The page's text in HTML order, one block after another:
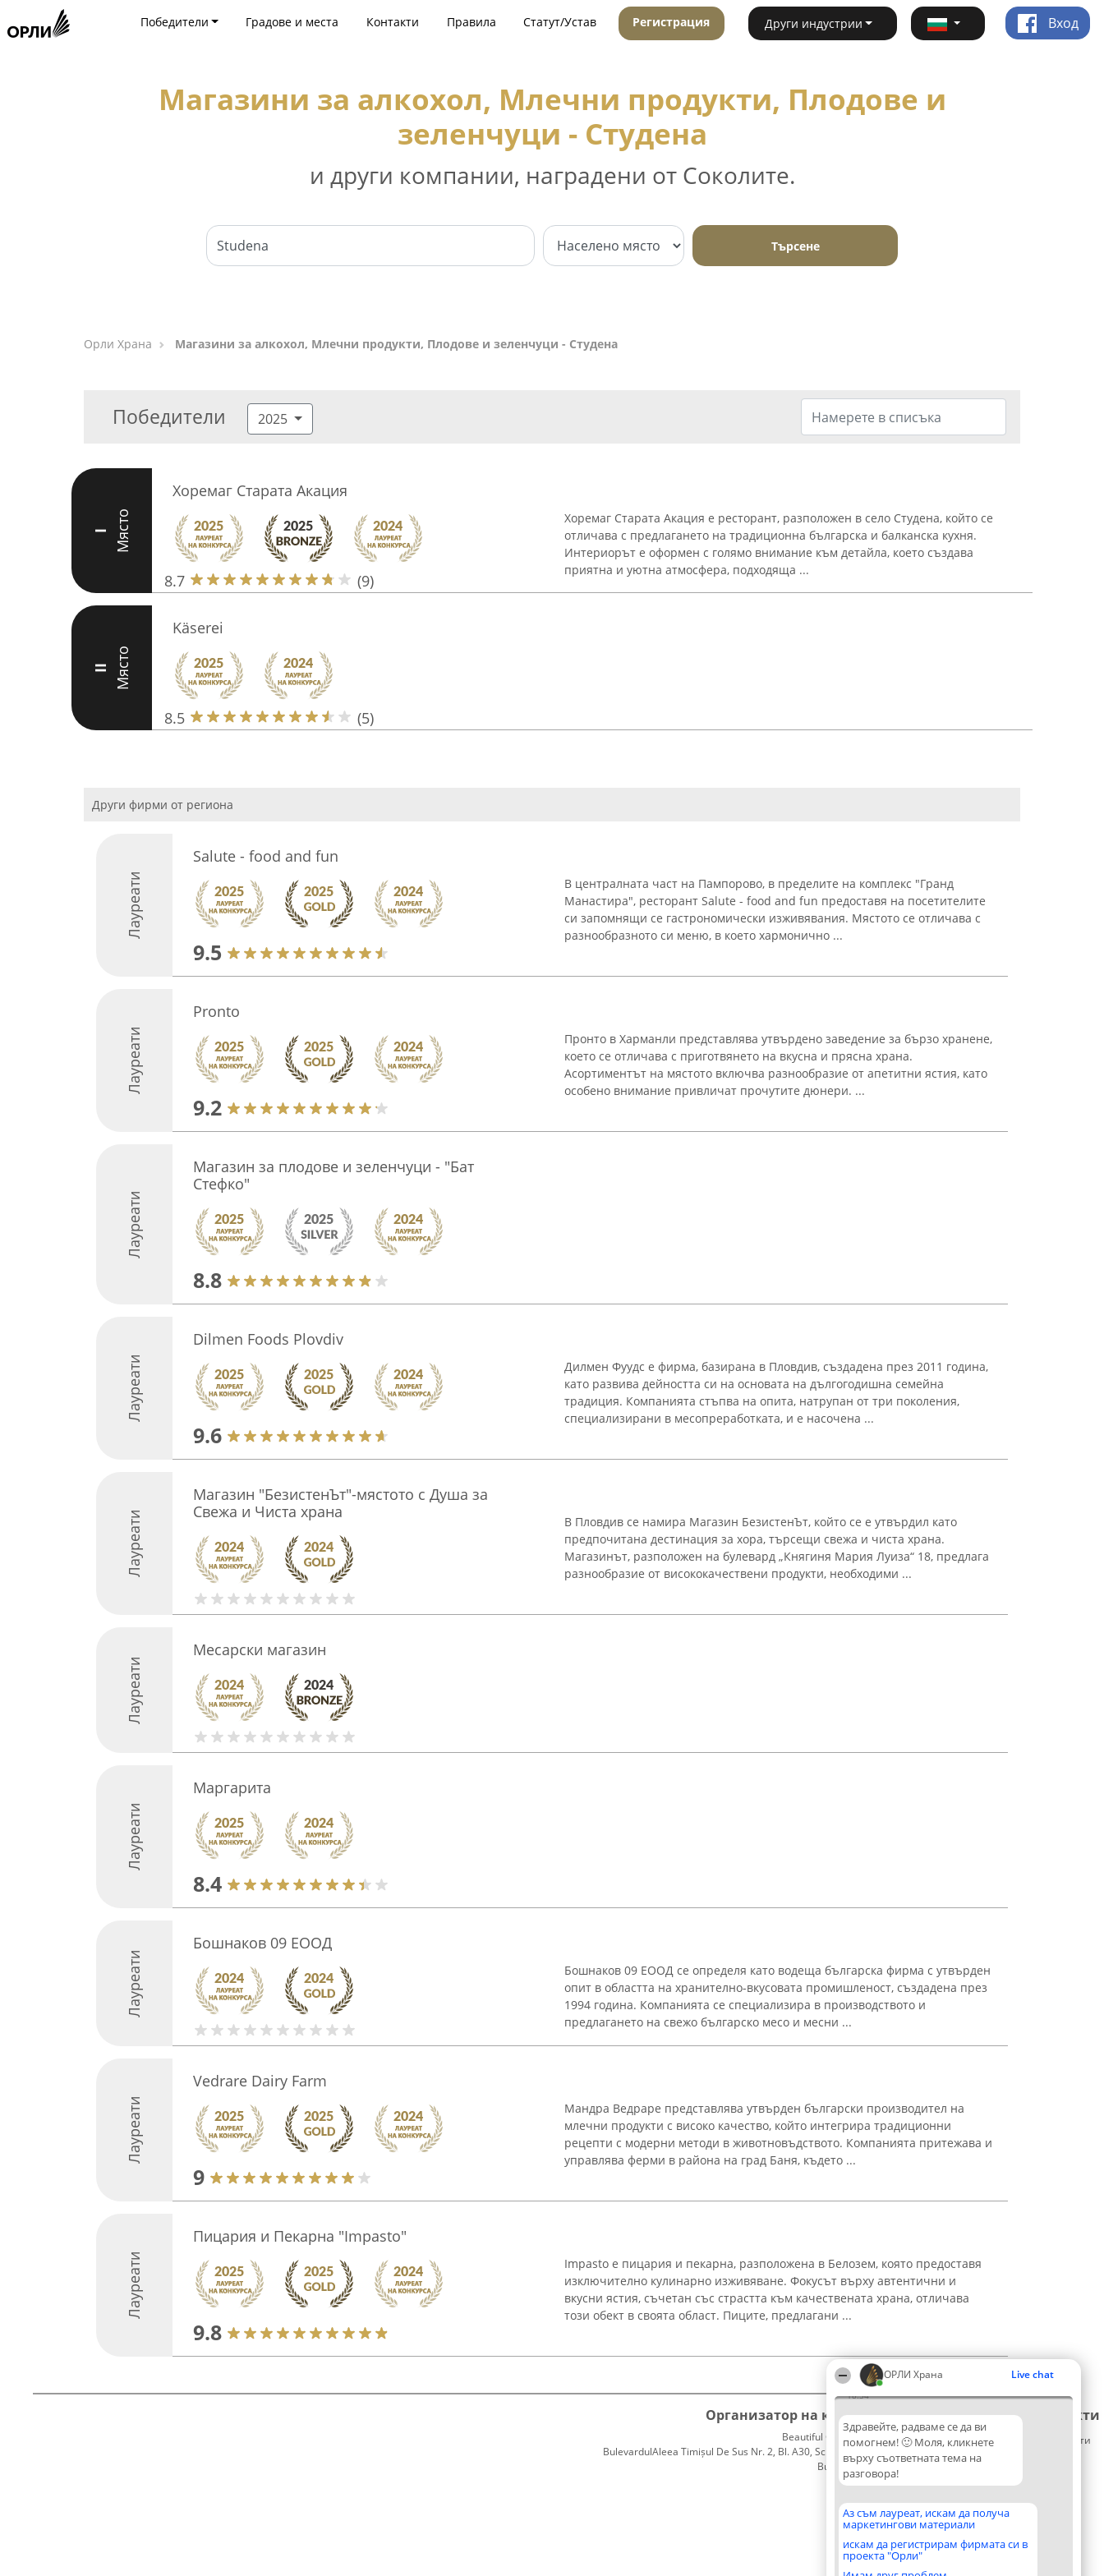
ОРЛИ Храна Live chat
18:34
Здравейте, радваме се да ви
помогнем! 🙂 Моля, кликнете
върху съответната тема на
разговора!
Аз съм лауреат, искам да получа
маркетингови материали
искам да регистрирам фирмата си в
проекта "Орли"
Победители Градове и места Контакти Правила Статут/Устав Регистрация Други индустрии Вход
Магазини за алкохол, Млечни продукти, Плодове и
зеленчуци - Студена
и други компании, наградени от Соколите.
Търсене
Орли Храна Магазини за алкохол, Млечни продукти, Плодове и зеленчуци - Студена
Победители 2025
I Място
Хоремаг Старата Акация
8.7 (9)
Хоремаг Старата Акация е ресторант, разположен в село Студена, който се
отличава с предлагането на традиционна българска и балканска кухня.
Интериорът е оформен с голямо внимание към детайла, което създава
приятна и уютна атмосфера, подходяща ...
II Място
Käserei
8.5 (5)
Други фирми от региона
Лауреати
Salute - food and fun
9.5
В централната част на Пампорово, в пределите на комплекс "Гранд
Манастира", ресторант Salute - food and fun предоставя на посетителите
си запомнящи се гастрономически изживявания. Мястото се отличава с
разнообразното си меню, в което хармонично ...
Лауреати
Pronto
9.2
Пронто в Харманли представлява утвърдено заведение за бързо хранене,
което се отличава с приготвянето на вкусна и прясна храна.
Асортиментът на мястото включва разнообразие от апетитни ястия, като
особено внимание привличат прочутите дюнери. ...
Лауреати
Магазин за плодове и зеленчуци - "Бат
Стефко"
8.8
Лауреати
Dilmen Foods Plovdiv
9.6
Дилмен Фуудс е фирма, базирана в Пловдив, създадена през 2011 година,
като развива дейността си на основата на дългогодишна семейна
традиция. Компанията стъпва на опита, натрупан от три поколения,
специализирани в месопреработката, и е насочена ...
Лауреати
Магазин "БезистенЪт"-мястото с Душа за
Свежа и Чиста храна
В Пловдив се намира Магазин БезистенЪт, който се е утвърдил като
предпочитана дестинация за хора, търсещи свежа и чиста храна.
Магазинът, разположен на булевард „Княгиня Мария Луиза“ 18, предлага
разнообразие от висококачествени продукти, необходими ...
Лауреати
Месарски магазин
Лауреати
Маргарита
8.4
Лауреати
Бошнаков 09 ЕООД
Бошнаков 09 ЕООД се определя като водеща българска фирма с утвърден
опит в областта на хранително-вкусовата промишленост, създадена през
1994 година. Компанията се специализира в производството и
предлагането на свежо българско месо и месни ...
Лауреати
Vedrare Dairy Farm
9
Мандра Ведраре представлява утвърден български производител на
млечни продукти с високо качество, който интегрира традиционни
рецепти с модерни методи в животновъдството. Компанията притежава и
управлява ферми в района на град Баня, където ...
Лауреати
Пицария и Пекарна "Impasto"
9.8
Impasto е пицария и пекарна, разположена в Белозем, която предоставя
изключително кулинарно изживяване. Фокусът върху автентични и
вкусни ястия, съчетан със страстта към качествената храна, отличава
този обект в своята област. Пиците, предлагани ...
Организатор на класиране
Beautiful Company S.R.L.
BulevardulAleea Timișul De Sus Nr. 2, Bl. A30, Sc. A, Et. 4, Ap. 13
București 53-238
CUI 36737675
Класация
Победители
Списък
на
Правила
Статут/
Устав
Политика
Контакти
Контакти